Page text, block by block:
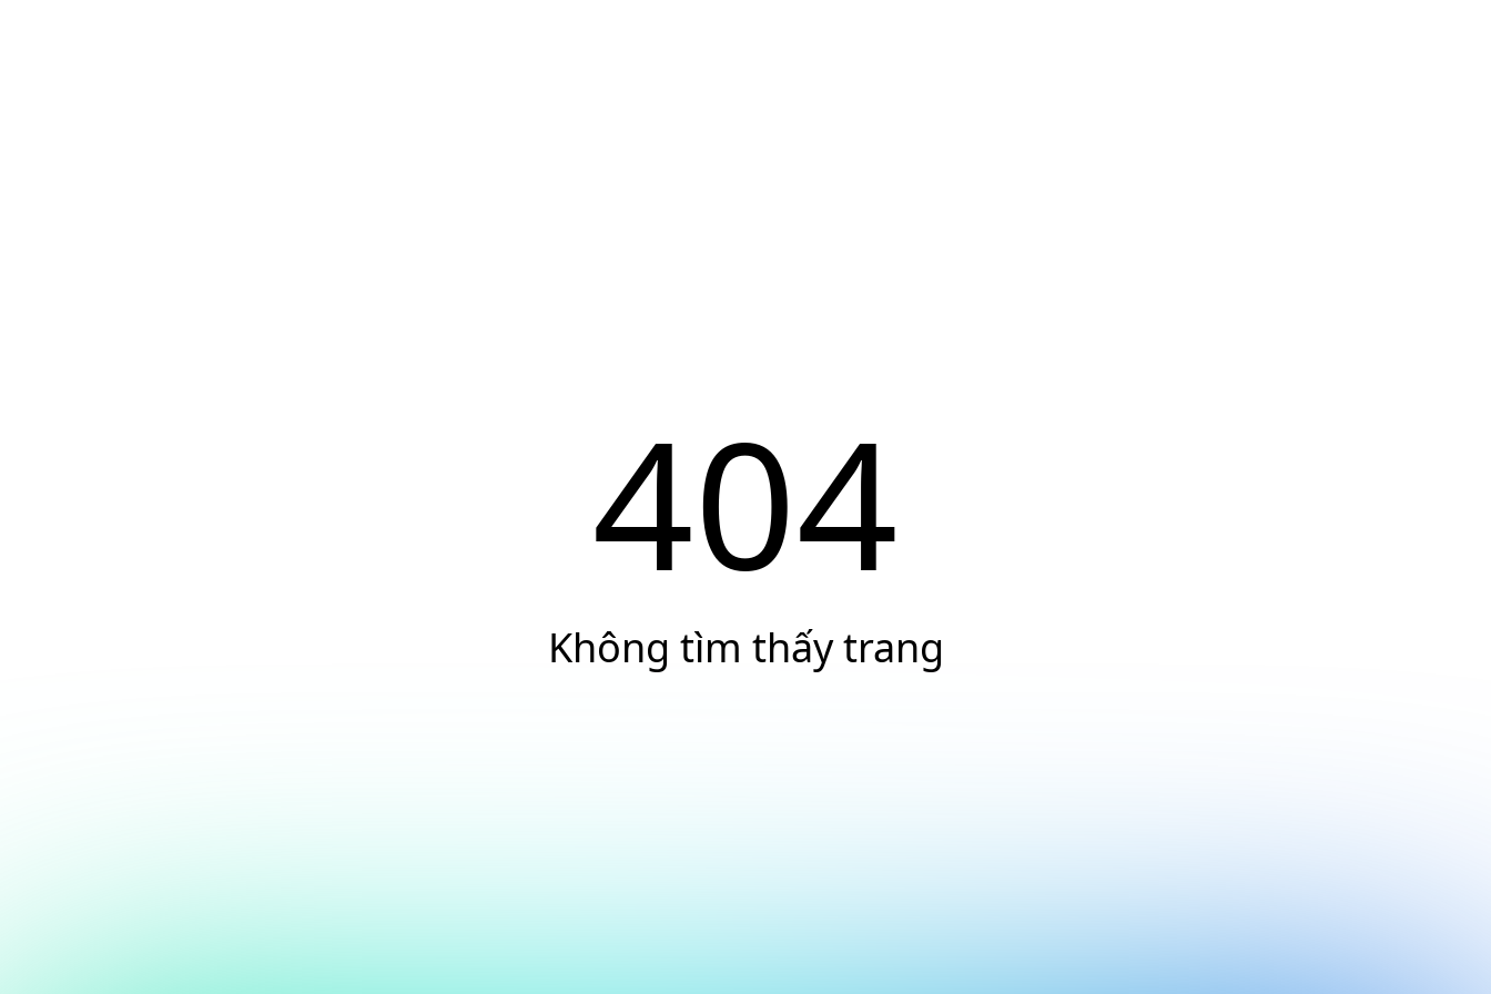
404
Không tìm thấy trang